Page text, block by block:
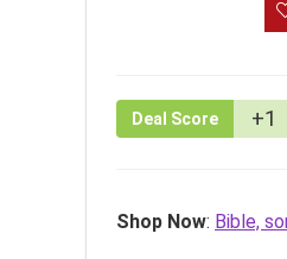
Deal Score +1
Shop Now: Bible,